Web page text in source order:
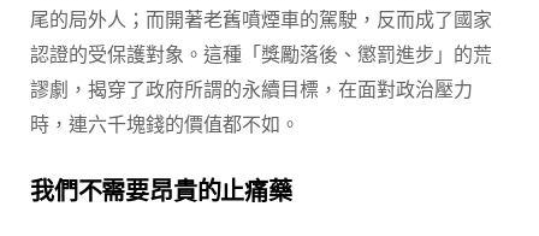
尾的局外人；而開著老舊噴煙車的駕駛，反而成了國家
認證的受保護對象。這種「獎勵落後、懲罰進步」的荒
謬劇，揭穿了政府所謂的永續目標，在面對政治壓力
時，連六千塊錢的價值都不如。
我們不需要昂貴的止痛藥